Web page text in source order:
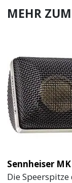
MEHR
Sennheiser
Die